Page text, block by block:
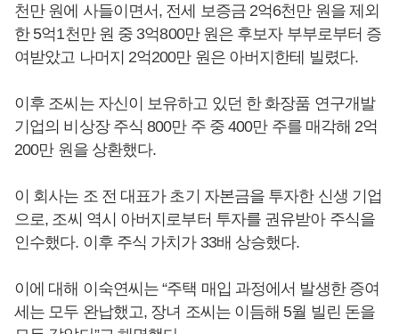
천만 원에 사들이면서, 전세 보증금 2억6천만 원을 제외
한 5억1천만 원 중 3억800만 원은 후보자 부부로부터 증
여받았고 나머지 2억200만 원은 아버지한테 빌렸다.
이후 조씨는 자신이 보유하고 있던 한 화장품 연구개발
기업의 비상장 주식 800만 주 중 400만 주를 매각해 2억
200만 원을 상환했다.
이 회사는 조 전 대표가 초기 자본금을 투자한 신생 기업
으로, 조씨 역시 아버지로부터 투자를 권유받아 주식을
인수했다. 이후 주식 가치가 33배 상승했다.
이에 대해 이숙연씨는 “주택 매입 과정에서 발생한 증여
세는 모두 완납했고, 장녀 조씨는 이듬해 5월 빌린 돈을